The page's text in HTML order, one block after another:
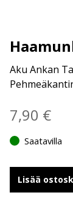
Aku Ankan
7,90 €
Saatavilla
Lisää